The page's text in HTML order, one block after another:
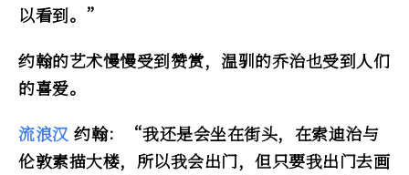
以看到。”
约翰的艺术慢慢受到赞赏，温驯的乔治也受到人们
的喜爱。
流浪汉 约翰：“我还是会坐在街头，在索迪治与
伦敦素描大楼，所以我会出门，但只要我出门去画